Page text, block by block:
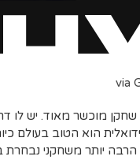
via
שחקן מוכשר מאוד. יש לו
הוא הטוב בעולם
הרבה יותר משחקני